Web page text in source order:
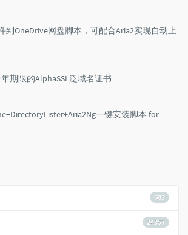
到OneDrive网盘脚本，可配合Aria2实现自动上
期限的AlphaSSL泛域名证书
一键安装脚本 for
683
24357